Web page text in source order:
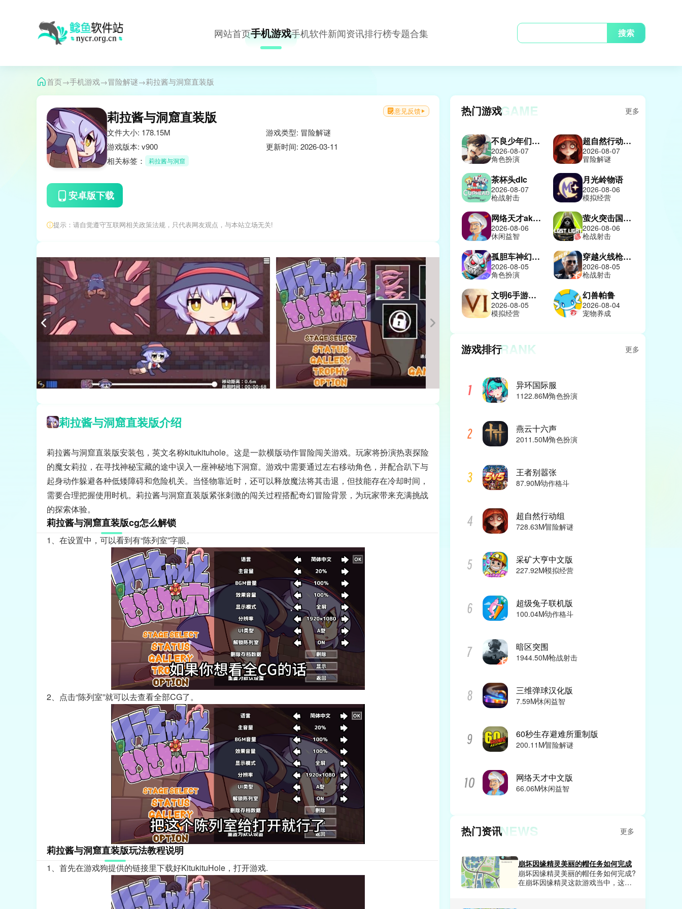
网站首页手机游戏手机软件新闻资讯排行榜专题合集 搜索
首页→手机游戏→冒险解谜→莉拉酱与洞窟直装版
意见反馈
莉拉酱与洞窟直装版
文件大小: 178.15M
游戏类型: 冒险解谜
游戏版本: v900
更新时间: 2026-03-11
相关标签：
莉拉酱与洞窟
安卓版下载
提示：请自觉遵守互联网相关政策法规，只代表网友观点，与本站立场无关!
莉拉酱与洞窟直装版介绍
莉拉酱与洞窟直装版安装包，英文名称kitukituhole。这是一款横版动作冒险闯关游戏。玩家将扮演热衷探险
的魔女莉拉，在寻找神秘宝藏的途中误入一座神秘地下洞窟。游戏中需要通过左右移动角色，并配合趴下与
起身动作躲避各种低矮障碍和危险机关。当怪物靠近时，还可以释放魔法将其击退，但技能存在冷却时间，
需要合理把握使用时机。莉拉酱与洞窟直装版紧张刺激的闯关过程搭配奇幻冒险背景，为玩家带来充满挑战
的探索体验。
莉拉酱与洞窟直装版cg怎么解锁
1、在设置中，可以看到有“陈列室”字眼。
2、点击“陈列室”就可以去查看全部CG了。
莉拉酱与洞窟直装版玩法教程说明
1、首先在游戏狗提供的链接里下载好KitukituHole，打开游戏.
热门游戏GAME 更多
不良少年们的英雄谭日服
2026-08-07
角色扮演
超自然行动组2026
2026-08-07
冒险解谜
茶杯头dlc
2026-08-07
枪战射击
月光岭物语
2026-08-06
模拟经营
网络天才akinatour
2026-08-06
休闲益智
萤火突击国际服
2026-08-06
枪战射击
孤胆车神幻影城
2026-08-05
角色扮演
穿越火线枪战王者体验服
2026-08-05
枪战射击
文明6手游中文版
2026-08-05
模拟经营
幻兽帕鲁
2026-08-04
宠物养成
游戏排行RANK 更多
异环国际服
1122.86M角色扮演
燕云十六声
2011.50M角色扮演
王者别嚣张
87.90M动作格斗
超自然行动组
728.63M冒险解谜
采矿大亨中文版
227.92M模拟经营
超级兔子联机版
100.04M动作格斗
暗区突围
1944.50M枪战射击
三维弹球汉化版
7.59M休闲益智
60秒生存避难所重制版
200.11M冒险解谜
网络天才中文版
66.06M休闲益智
热门资讯NEWS 更多
崩坏因缘精灵美丽的帽任务如何完成
崩坏因缘精灵美丽的帽任务如何完成?
在崩坏因缘精灵这款游戏当中，这款